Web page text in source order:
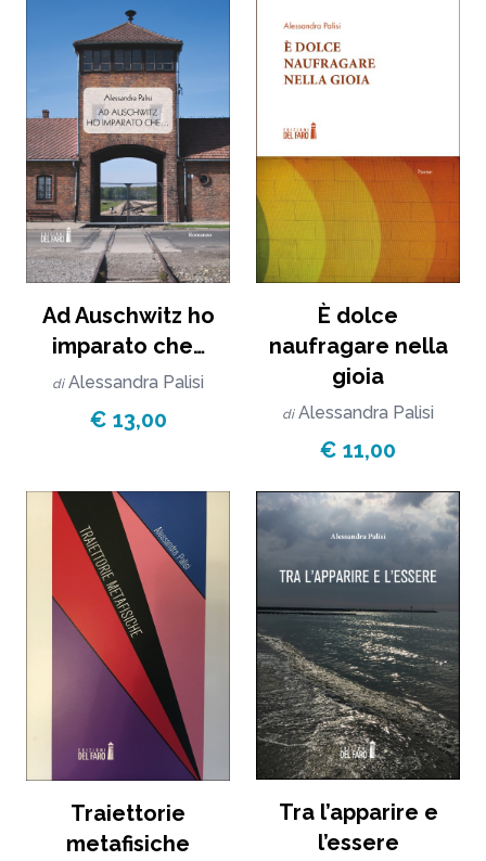
Ad Auschwitz ho
imparato che…
di Alessandra Palisi
€ 13,00
È dolce
naufragare nella
gioia
di Alessandra Palisi
€ 11,00
Traiettorie
metafisiche
Tra l’apparire e
l’essere